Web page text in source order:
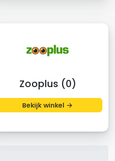
Zooplus (0)
Bekijk winkel →